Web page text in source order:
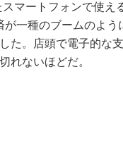
マートフォンで使え
一種のブームのよう
た。店頭で電子的な
れないほどだ。